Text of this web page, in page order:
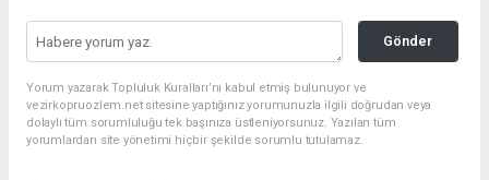
Gönder
Yorum yazarak Topluluk Kuralları’nı kabul etmiş bulunuyor ve
vezirkopruozlem.net sitesine yaptığınız yorumunuzla ilgili doğrudan veya
dolaylı tüm sorumluluğu tek başınıza üstleniyorsunuz. Yazılan tüm
yorumlardan site yönetimi hiçbir şekilde sorumlu tutulamaz.